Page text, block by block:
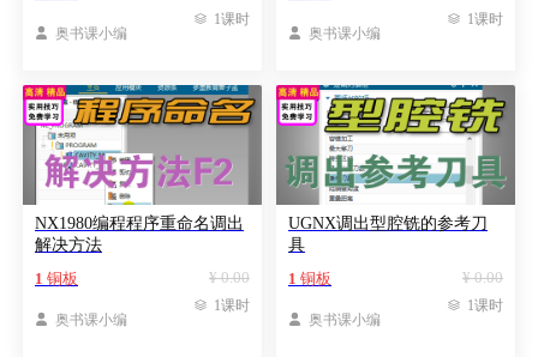
 奥书课小编
 1课时
 奥书课小编
 1课时
NX1980编程程序重命名调出
解决方法
¥ 0.00
1 铜板
 奥书课小编
 1课时
UGNX调出型腔铣的参考刀
具
¥ 0.00
1 铜板
 奥书课小编
 1课时